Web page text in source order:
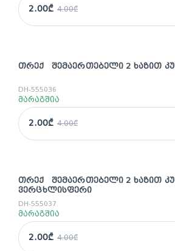
2.00₾ 4.00₾
sale
ᲗᲠᲔᲥ ᲨᲔᲛᲐᲔᲠᲗᲔᲑᲔᲚᲘ 2 ᲮᲐᲖᲘᲗ
DH-555036
მარაგშია
2.00₾ 4.00₾
sale
ᲗᲠᲔᲥ ᲨᲔᲛᲐᲔᲠᲗᲔᲑᲔᲚᲘ 2 ᲮᲐᲖᲘᲗ
ᲕᲔᲠᲪᲮᲚᲘᲡᲤᲔᲠᲘ
DH-555037
მარაგშია
2.00₾ 4.00₾